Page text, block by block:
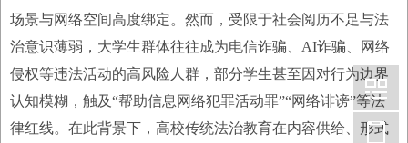
场景与网络空间高度绑定。然而，受限于社会阅历不足与法
治意识薄弱，大学生群体往往成为电信诈骗、AI诈骗、网络
侵权等违法活动的高风险人群，部分学生甚至因对行为边界
认知模糊，触及“帮助信息网络犯罪活动罪”“网络诽谤”等法
律红线。在此背景下，高校传统法治教育在内容供给、形式